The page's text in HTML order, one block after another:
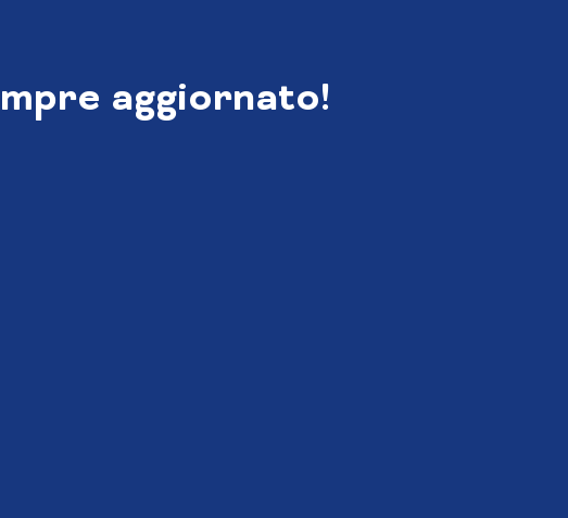
aggiornato!